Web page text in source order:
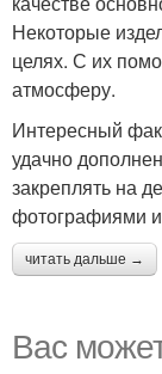
Некоторые
целях. С их
атмосферу.
Интересный
удачно
закреплять на
фотографиями
читать дальше →
Вас